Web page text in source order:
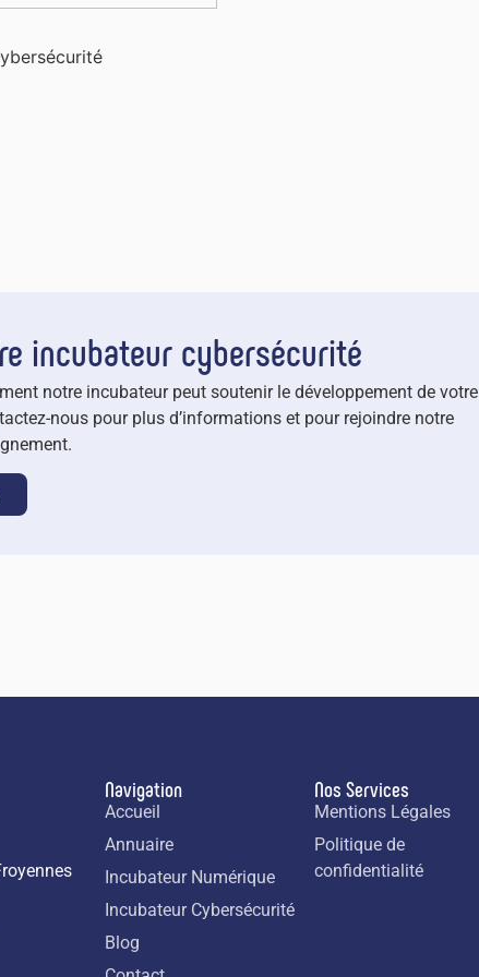
incubateur cybersécurité
notre incubateur peut soutenir le développement de votre
nous pour plus d’informations et pour rejoindre notre
Navigation
Accueil
Annuaire
Incubateur Numérique
Incubateur Cybersécurité
Blog
Nos Services
Mentions Légales
Politique de
confidentialité